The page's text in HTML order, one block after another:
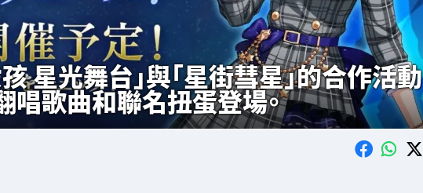
星光舞台」與「星街彗星」的合作活動
唱歌曲和聯名扭蛋登場。